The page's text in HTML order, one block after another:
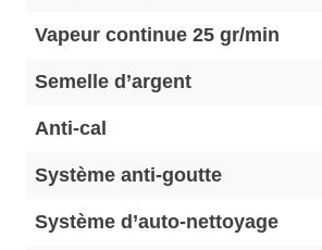
Vapeur continue 25 gr/min
Semelle d’argent
Anti-cal
Système anti-goutte
Système d’auto-nettoyage